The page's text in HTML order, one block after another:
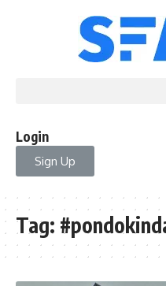
Login
Sign Up
Tag: